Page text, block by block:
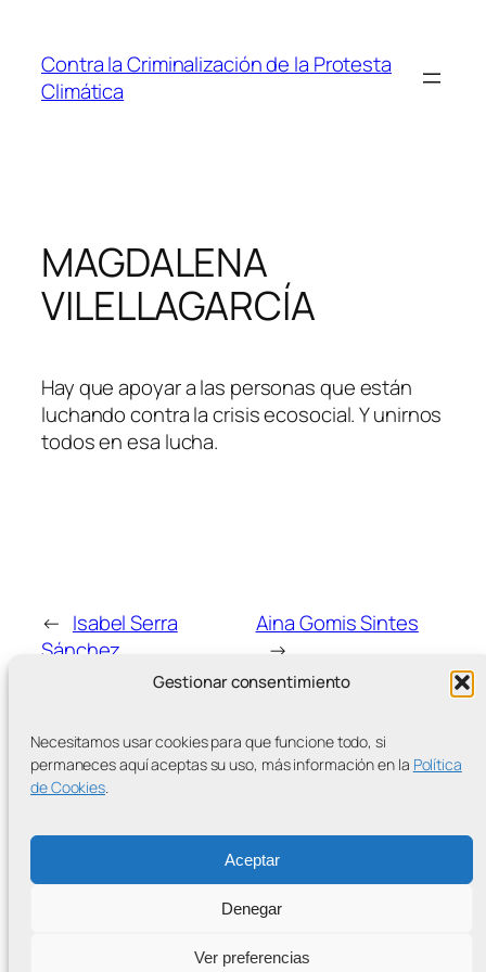
Gestionar consentimiento
Necesitamos usar cookies para que funcione todo, si
permaneces aquí aceptas su uso, más información en la Política
de Cookies.
Aceptar
Denegar
Ver preferencias
contenido
Contra la Criminalización de la Protesta
Climática
MAGDALENA
VILELLAGARCÍA
Hay que apoyar a las personas que están
luchando contra la crisis ecosocial. Y unirnos
todos en esa lucha.
← Isabel Serra
Sánchez
Aina Gomis Sintes
→